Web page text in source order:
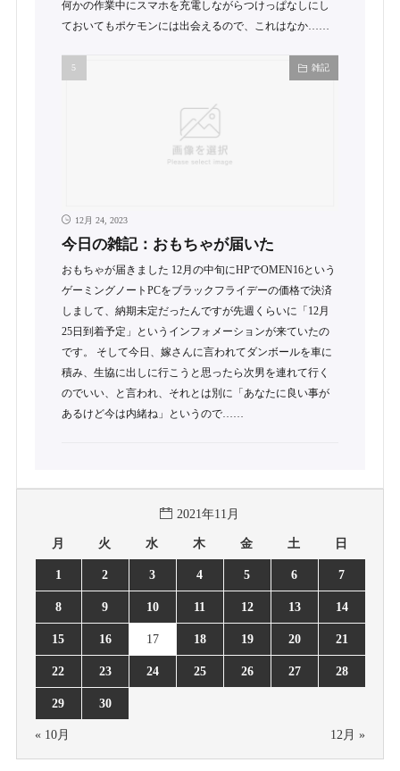
何かの作業中にスマホを充電しながらつけっぱなしにし
ておいてもポケモンには出会えるので、これはなか……
雑記
12月 24, 2023
今日の雑記：おもちゃが届いた
おもちゃが届きました 12月の中旬にHPでOMEN16という
ゲーミングノートPCをブラックフライデーの価格で決済
しまして、納期未定だったんですが先週くらいに「12月
25日到着予定」というインフォメーションが来ていたの
です。 そして今日、嫁さんに言われてダンボールを車に
積み、生協に出しに行こうと思ったら次男を連れて行く
のでいい、と言われ、それとは別に「あなたに良い事が
あるけど今は内緒ね」というので……
2021年11月
月 火 水 木 金 土 日
1 2 3 4 5 6 7
8 9 10 11 12 13 14
15 16 17 18 19 20 21
22 23 24 25 26 27 28
29 30
« 10月 12月 »